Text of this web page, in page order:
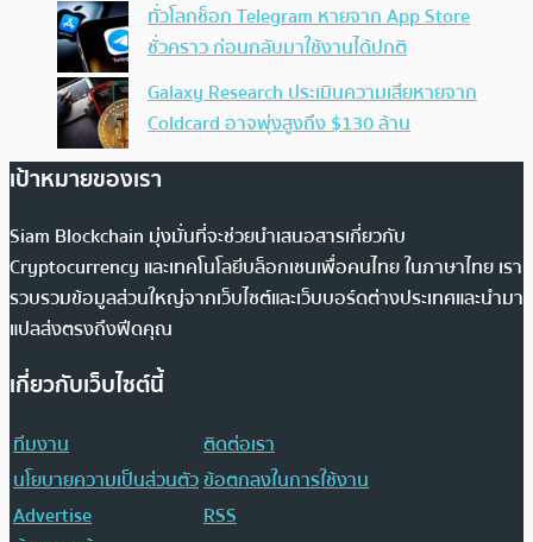
ทั่วโลกช็อก Telegram หายจาก App Store
ชั่วคราว ก่อนกลับมาใช้งานได้ปกติ
Galaxy Research ประเมินความเสียหายจาก
Coldcard อาจพุ่งสูงถึง $130 ล้าน
เป้าหมายของเรา
Siam Blockchain มุ่งมั่นที่จะช่วยนำเสนอสารเกี่ยวกับ
Cryptocurrency และเทคโนโลยีบล็อกเชนเพื่อคนไทย ในภาษาไทย เรา
รวบรวมข้อมูลส่วนใหญ่จากเว็บไซต์และเว็บบอร์ดต่างประเทศและนำมา
แปลส่งตรงถึงฟีดคุณ
เกี่ยวกับเว็บไซต์นี้
ทีมงาน
ติดต่อเรา
นโยบายความเป็นส่วนตัวข้อตกลงในการใช้งาน
Advertise
RSS